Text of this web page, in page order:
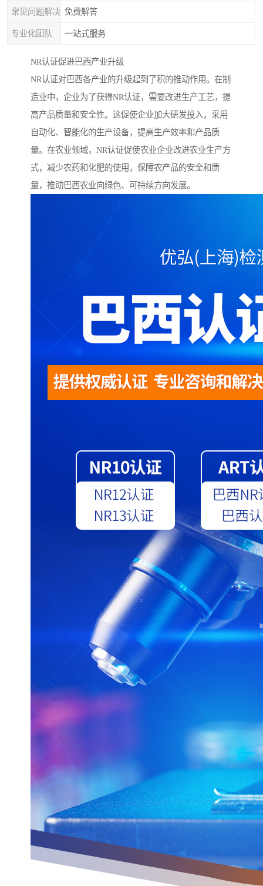
常见问题解决 免费解答
专业化团队 一站式服务
NR认证促进巴西产业升级
NR认证对巴西各产业的升级起到了积的推动作用。在制
造业中，企业为了获得NR认证，需要改进生产工艺，提
高产品质量和安全性。这促使企业加大研发投入，采用
自动化、智能化的生产设备，提高生产效率和产品质
量。在农业领域，NR认证促使农业企业改进农业生产方
式，减少农药和化肥的使用，保障农产品的安全和质
量，推动巴西农业向绿色、可持续方向发展。